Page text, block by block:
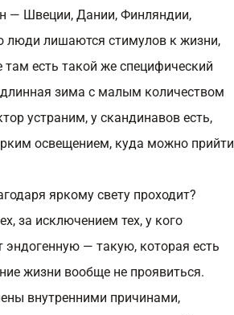
— Швеции, Дании, Финляндии,
люди лишаются стимулов к жизни,
есть такой же специфический
зима с малым количеством
устраним, у скандинавов есть,
освещением, куда можно прийти
яркому свету проходит?
за исключением тех, у кого
эндогенную — такую, которая есть
жизни вообще не проявиться.
внутренними причинами,